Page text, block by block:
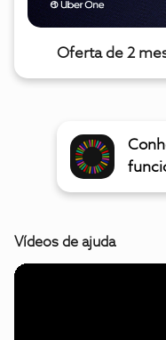
Oferta de 2
Vídeos de ajuda